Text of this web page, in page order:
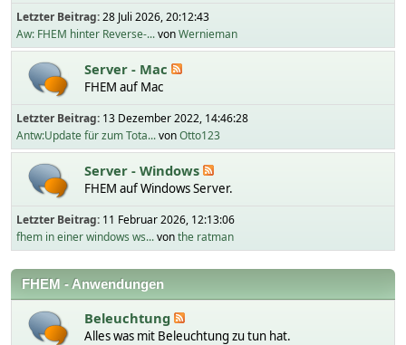
Letzter Beitrag:28 Juli 2026, 20:12:43
Aw: FHEM hinter Reverse-...vonWernieman
Server - Mac
FHEM auf Mac
Letzter Beitrag: 13 Dezember 2022, 14:46:28
Antw:Update für zum Tota...vonOtto123
Server - Windows
FHEM auf Windows Server.
Letzter Beitrag: 11 Februar 2026, 12:13:06
fhem in einer windows ws...vonthe ratman
FHEM - Anwendungen
Beleuchtung
Alles was mit Beleuchtung zu tun hat.